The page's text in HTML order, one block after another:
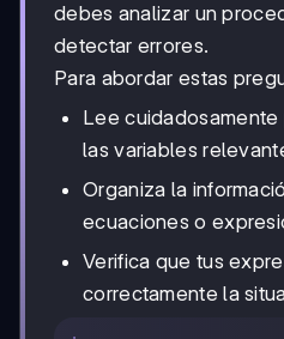
debes analizar un
detectar errores.
Para abordar estas
Lee
las variables
Organiza la
ecuaciones o
Verifica que tus
correctamente la